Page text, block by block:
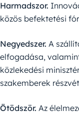
Harmadszor.
közös befektetési
Negyedszer. A
elfogadása,
közlekedési
szakemberek
Ötödször. Az